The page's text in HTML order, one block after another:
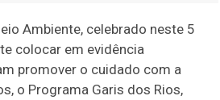
Ambiente, celebrado neste 5
colocar em evidência
promover o cuidado com a
o Programa Garis dos Rios,